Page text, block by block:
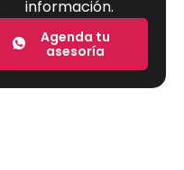
información.
Agenda tu
asesoría